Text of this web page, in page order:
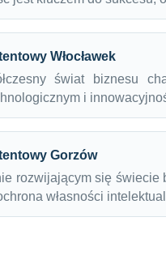
Włocławek
świat biznesu
i
Gorzów
rozwijającym się
własności